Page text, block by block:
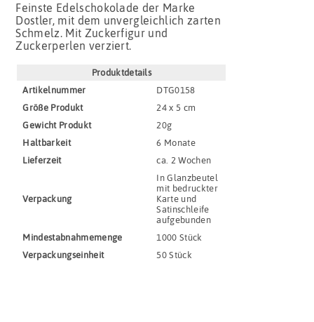
Feinste Edelschokolade der Marke
Dostler, mit dem unvergleichlich zarten
Schmelz. Mit Zuckerfigur und
Zuckerperlen verziert.
Produktdetails
Artikel­nummer
DTG0158
Größe Produkt
24 x 5 cm
Gewicht Produkt
20g
Haltbar­keit
6 Monate
Lieferzeit
ca. 2 Wochen
Verpackung
In Glanzbeutel
mit bedruckter
Karte und
Satinschleife
aufgebunden
Mindestabnahmemenge
1000 Stück
Verpackungs­einheit
50 Stück